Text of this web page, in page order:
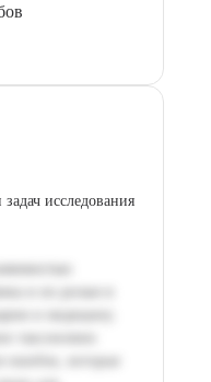
исследования